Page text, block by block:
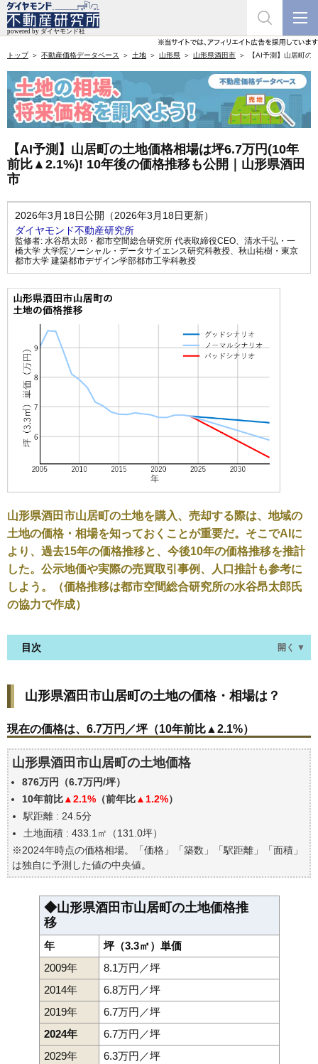
トップ 不動産価格データベース 土地 山形県 山形県酒田市 【AI予測】山居町
【AI予測】山居町の土地価格相場は坪6.7万円(10年
前比▲2.1%)! 10年後の価格推移も公開｜山形県酒田
市
2026年3月18日公開（2026年3月18日更新）
ダイヤモンド不動産研究所
監修者: 水谷昂太郎・都市空間総合研究所 代表取締役CEO、 清水千弘・一
橋大学 大学院ソーシャル・データサイエンス研究科教授、 秋山祐樹・東京
都市大学 建築都市デザイン学部都市工学科教授
山形県酒田市山居町の土地を購入、売却する際は、地域の
土地の価格・相場を知っておくことが重要だ。そこでAIに
より、過去15年の価格推移と、今後10年の価格推移を推計
した。公示地価や実際の売買取引事例、人口推計も参考に
しよう。（価格推移は都市空間総合研究所の水谷昂太郎氏
の協力で作成）
目次 開く ▼
現在の価格は、6.7万円／坪（10年前比▲2.1%）
価格を詳細に分析しよう
公示地価はいくら
エリアの将来性を人口予想から検討しよう
自分の年収でいくらの不動産が買える？
山形県酒田市山居町の土地の価格・相場は？
現在の価格は、6.7万円／坪（10年前比▲2.1%）
山形県酒田市山居町の土地価格
876万円（6.7万円/坪）
10年前比▲2.1% （前年比▲1.2%）
駅距離 : 24.5分
土地面積 : 433.1㎡（131.0坪）
※2024年時点の価格相場。「価格」「築数」「駅距離」「面積」
は独自に予測した値の中央値。
◆山形県酒田市山居町の土地価格推
移
年
坪（3.3㎡）単価
2009年
8.1万円／坪
2014年
6.8万円／坪
2019年
6.7万円／坪
2024年
6.7万円／坪
2029年
6.3万円／坪